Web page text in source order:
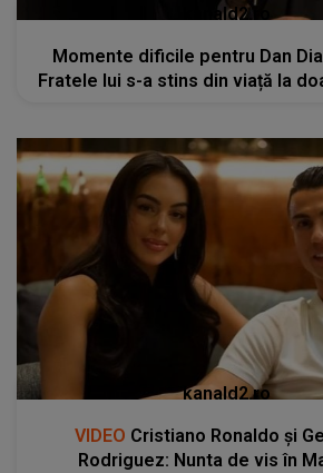
kanald2.ro
Momente dificile pentru Dan
Fratele lui s-a stins din viață la
kanald2.ro
VIDEO Cristiano Ronaldo și
Rodriguez: Nunta de vis în